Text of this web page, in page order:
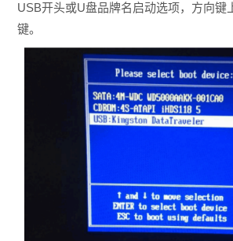
USB开头或U盘品牌名启动选项，方向键
键。